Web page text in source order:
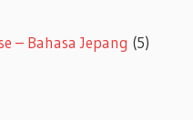
– Bahasa Jepang (5)